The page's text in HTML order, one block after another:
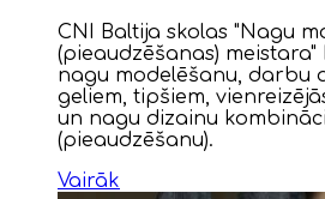
CNI Baltija skolas "Nagu
(pieaudzēšanas)
nagu modelēšanu, darbu
geliem, tipšiem,
un nagu dizainu
(pieaudzēšanu).
Vairāk